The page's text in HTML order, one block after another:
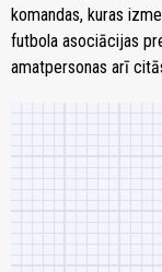
komandas, kuras
futbola asociācijas
amatpersonas arī